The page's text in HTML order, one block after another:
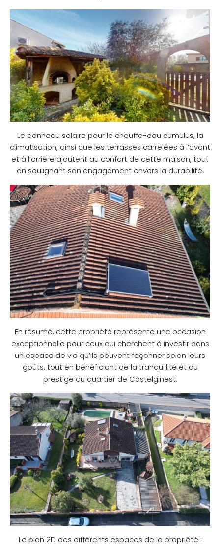
Le panneau solaire pour le chauffe-eau cumulus, la
climatisation, ainsi que les terrasses carrelées à l’avant
et à l’arrière ajoutent au confort de cette maison, tout
en soulignant son engagement envers la durabilité.
En résumé, cette propriété représente une occasion
exceptionnelle pour ceux qui cherchent à investir dans
un espace de vie qu’ils peuvent façonner selon leurs
goûts, tout en bénéficiant de la tranquillité et du
prestige du quartier de Castelginest.
Le plan 2D des différents espaces de la propriété :